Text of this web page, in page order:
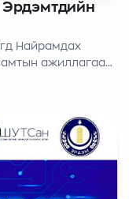
Найрамдах
ажиллагааг
Залуу
амжилттай болж